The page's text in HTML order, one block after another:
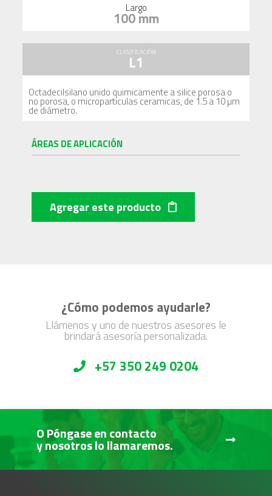
Largo
100 mm
CLASIFICACIÓN
L1
Octadecilsilano unido quimicamente a silice porosa o
no porosa, o microparticulas ceramicas, de 1.5 a 10 µm
de diámetro.
ÁREAS DE APLICACIÓN
Agregar este producto
¿Cómo podemos ayudarle?
Llámenos y uno de nuestros asesores le
brindará asesoría personalizada.
+57 350 249 0204
O Póngase en contacto
y nosotros lo llamaremos.